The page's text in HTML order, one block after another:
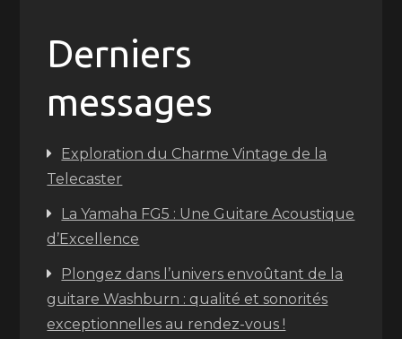
Derniers
messages
Exploration du Charme Vintage de la
Telecaster
La Yamaha FG5 : Une Guitare Acoustique
d’Excellence
Plongez dans l’univers envoûtant de la
guitare Washburn : qualité et sonorités
exceptionnelles au rendez-vous !